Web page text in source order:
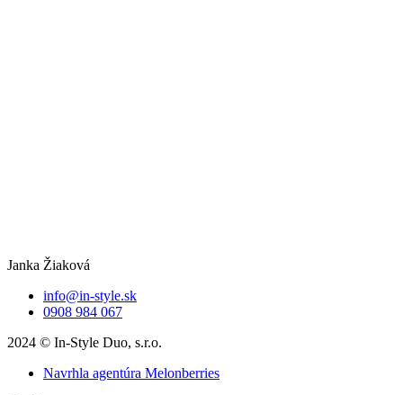
Janka Žiaková
info@in-style.sk
0908 984 067
2024 © In-Style Duo, s.r.o.
Navrhla agentúra Melonberries